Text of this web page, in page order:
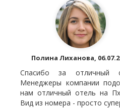
Полина Лиханова,
Спасибо за отличный
Менеджеры компании
нам отличный отель на
Вид из номера - просто